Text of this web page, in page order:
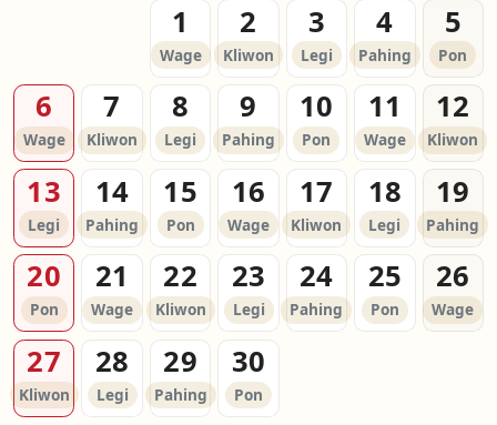
1
Wage
2
Kliwon
3
Legi
4
Pahing
5
Pon
6
Wage
7
Kliwon
8
Legi
9
Pahing
10
Pon
11
Wage
12
Kliwon
13
Legi
14
Pahing
15
Pon
16
Wage
17
Kliwon
18
Legi
19
Pahing
20
Pon
21
Wage
22
Kliwon
23
Legi
24
Pahing
25
Pon
26
Wage
27
Kliwon
28
Legi
29
Pahing
30
Pon